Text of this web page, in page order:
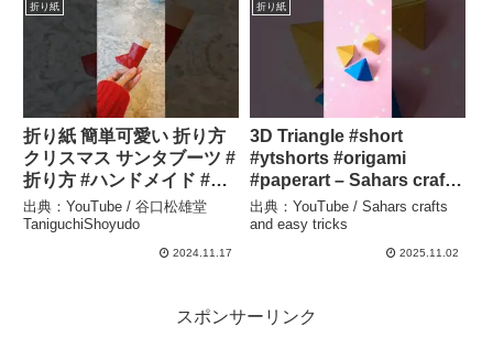
折り紙
折り紙 簡単可愛い 折り方
クリスマス サンタブーツ #
折り方 #ハンドメイド #折
り紙 #diycrafts #diy
#origami – 谷口松雄堂
TaniguchiShoyudo
出典：YouTube / 谷口松雄堂
TaniguchiShoyudo
2024.11.17
折り紙
3D Triangle #short
#ytshorts #origami
#paperart – Sahars crafts
and easy tricks
出典：YouTube / Sahars crafts
and easy tricks
2025.11.02
スポンサーリンク